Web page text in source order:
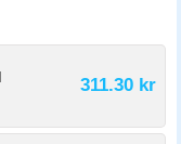
311.30 kr